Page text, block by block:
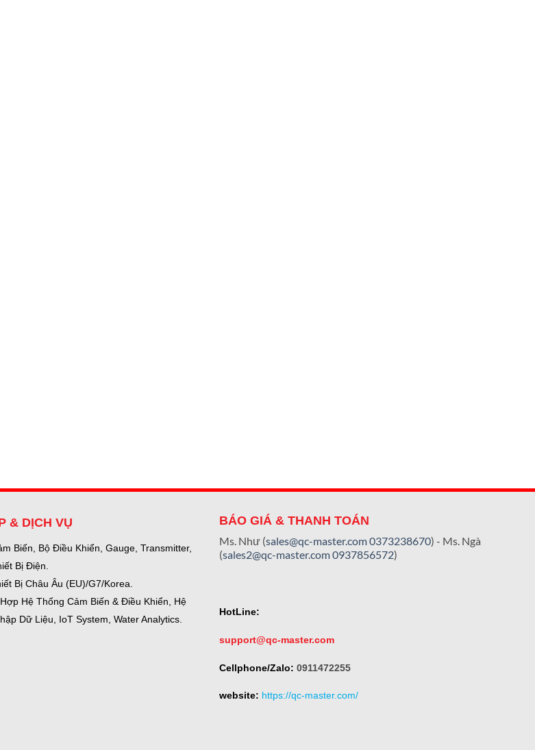
& DỊCH VỤ
Biến, Bộ Điều Khiển, Gauge, Transmitter,
Bị Điện.
Bị Châu Âu (EU)/G7/Korea.
Hệ Thống Cảm Biến & Điều Khiển, Hệ
Dữ Liệu, IoT System, Water Analytics.
BÁO GIÁ & THANH TOÁN
Ms. Như (sales@qc-master.com0373238670) - Ms. Ngà
(sales2@qc-master.com0937856572)
HotLine:
support@qc-master.com
Cellphone/Zalo: 0911472255
website: https://qc-master.com/